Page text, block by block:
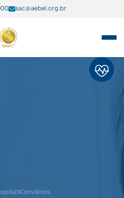
sac@aebel.org.br
Convênios